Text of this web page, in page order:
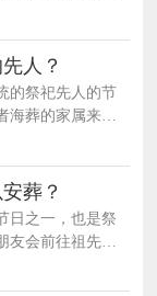
择将亲人的骨
骨灰堂暂时保
年，然而，为
年呢？这个问题
为您讲解。
人？
的祭祀先人的节
海葬的家属来
沈阳陵园网将
葬？
日之一，也是祭
会前往祖先的
和敬意。大家
吉日，那么清明